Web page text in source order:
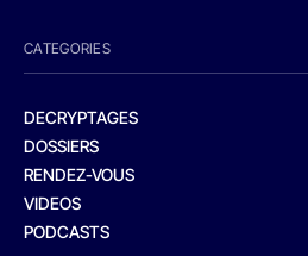
CATEGORIES
DECRYPTAGES
DOSSIERS
RENDEZ-VOUS
VIDEOS
PODCASTS